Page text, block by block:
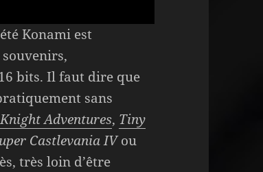
Konami est
bits. Il faut dire que
sans
Adventures, Tiny
Castlevania IVou
très loin d’être